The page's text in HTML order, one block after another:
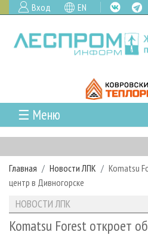
Вход EN
☰ Меню
ГЛАВНАЯ
РУБРИКИ И ТЕМЫ
РУБРИКИ ЖУРНАЛА
ЛЕСОЗАГОТОВКА
НОВОСТИ
НОВОСТИ ЛПК
ПРОЕКТЫ ЛПИ
АНАЛИТИКА
АРХИВ
Главная Новости ЛПК
Komatsu
центр в Дивногорске
НОВОСТИ ЛПК
Komatsu Forest откроет